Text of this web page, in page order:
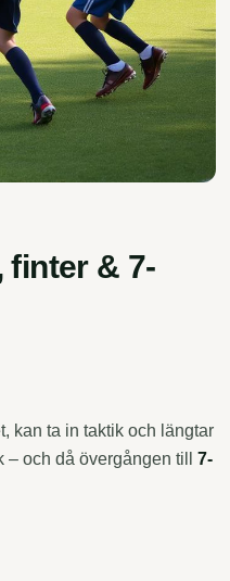
finter & 7-
kan ta in taktik och längtar
– och då övergången till 7-